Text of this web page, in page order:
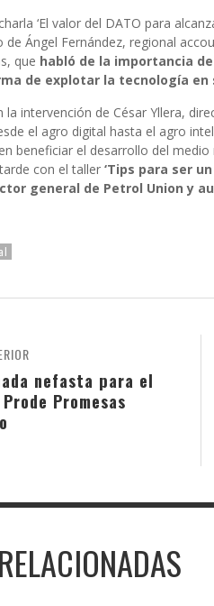
‘El valor del DATO para
de Ángel Fernández, regional
que habló de la importancia
de explotar la tecnología en
intervención de César Yllera,
el agro digital hasta el agro
beneficiar el desarrollo del medio
con el taller ‘Tips para ser
general de Petrol Union y
nefasta para el
Promesas